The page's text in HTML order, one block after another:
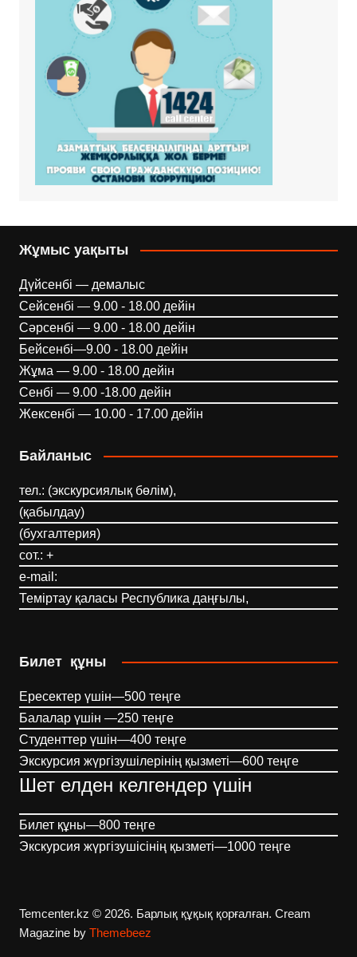
Жұмыс уақыты
Дүйсенбі — демалыс
Сейсенбі — 9.00 - 18.00 дейін
Сәрсенбі — 9.00 - 18.00 дейін
Бейсенбі—9.00 - 18.00 дейін
Жұма — 9.00 - 18.00 дейін
Сенбі — 9.00 -18.00 дейін
Жексенбі — 10.00 - 17.00 дейін
Байланыс
тел.: (экскурсиялық бөлім),
(қабылдау)
(бухгалтерия)
сот.: +
e-mail:
Теміртау қаласы Республика даңғылы,
Билет құны
Ересектер үшін—500 теңге
Балалар үшін —250 теңге
Студенттер үшін—400 теңге
Экскурсия жүргізушілерінің қызметі—600 теңге
Шет елден келгендер үшін
Билет құны—800 теңге
Экскурсия жүргізушісінің қызметі—1000 теңге
Temcenter.kz © 2026. Барлық құқық қорғалған. Cream
Magazine by Themebeez